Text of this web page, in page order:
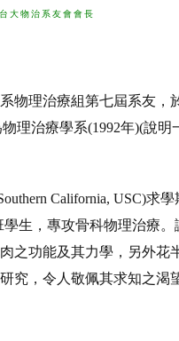
大物治系友會會長
物理治療組第七屆系友，
理治療學系(1992年)(說
California, USC)求
生，專攻骨科物理治療
之功能及其力學，另外花
究，令人敬佩其求知之渴